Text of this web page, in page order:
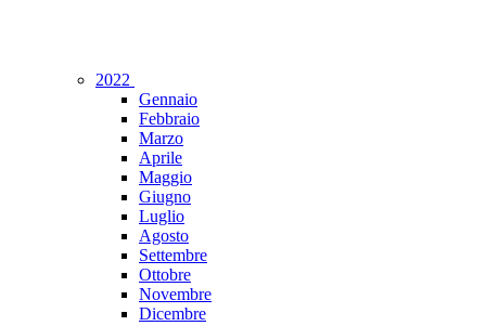
2022
Gennaio
Febbraio
Marzo
Aprile
Maggio
Giugno
Luglio
Agosto
Settembre
Ottobre
Novembre
Dicembre